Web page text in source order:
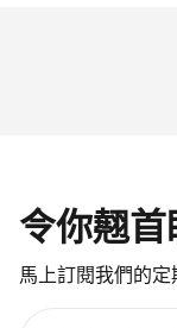
令你翹首
馬上訂閱我們的